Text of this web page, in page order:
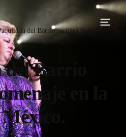
la del Barrio recibirá homenaje
del Barrio
en la